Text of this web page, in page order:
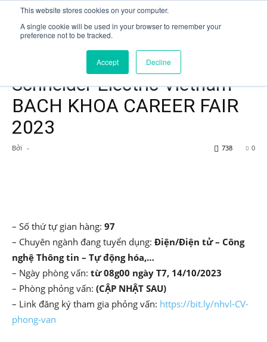
This website stores cookies on your computer.
A single cookie will be used in your browser to remember your
preference not to be tracked.
Accept Decline
Schneider Electric Vietnam –
BACH KHOA CAREER FAIR
2023
Bởi - 0
738
– Số thứ tự gian hàng: 97
– Chuyên ngành đang tuyển dụng: Điện/Điện tử – Công
nghệ Thông tin – Tự động hóa,…
– Ngày phòng vấn: từ 08g00 ngày T7, 14/10/2023
– Phòng phỏng vấn: (CẬP NHẬT SAU)
– Link đăng ký tham gia phỏng vấn: https://bit.ly/nhvl-CV-
phong-van